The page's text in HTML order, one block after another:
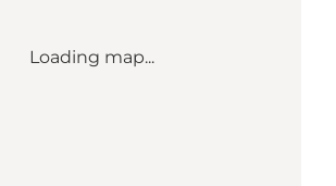
Loading map...